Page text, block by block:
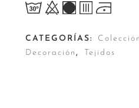
CATEGORÍAS:
Decoración , Tejidos